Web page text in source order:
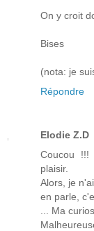
On y croit
Bises
(nota: je
Répondre
Elodie Z.D
Coucou
plaisir.
Alors, je
en parle,
... Ma